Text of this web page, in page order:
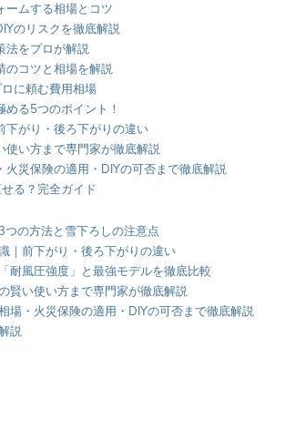
ームする相場とコツ
のリスクを徹底解説
法をプロが解説
のコツと相場を解説
に頼む費用相場
る5つのポイント！
下がり・後ろ下がりの違い
使い方まで専門家が徹底解説
火災保険の適用・DIYの可否まで徹底解説
る？完全ガイド
つの方法と雪下ろしの注意点
｜前下がり・後ろ下がりの違い
耐風圧強度」と最強モデルを徹底比較
賢い使い方まで専門家が徹底解説
場・火災保険の適用・DIYの可否まで徹底解説
説